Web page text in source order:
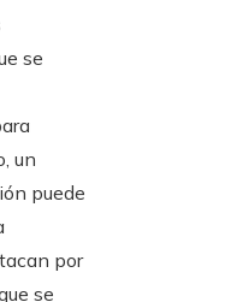
se
un
puede
por
se